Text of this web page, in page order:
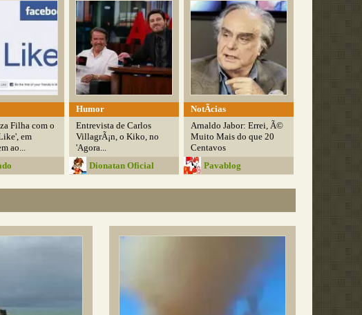
Filha com o
em
ao...
Humor
Entrevista de Carlos
VillagrÃ¡n, o Kiko, no
'Agora...
Dionatan Oficial
NotÃ­cias
Arnaldo Jabor: Errei, Ã©
Muito Mais do que 20
Centavos
Pavablog